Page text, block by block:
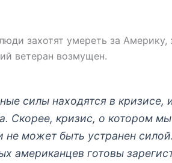
захотят умереть за Америку,
ветеран возмущен.
силы находятся в кризисе,
Скорее, кризис, о котором
не может быть устранен
американцев готовы